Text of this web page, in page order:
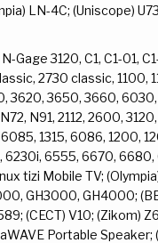
LN-4C; (Uniscope)
Gage 3120, C1, C1-01,
2730 classic, 1100,
3620, 3650, 3660,
N91, 2112, 2600,
1315, 6086, 1200,
6230i, 6555, 6670, 6680,
tizi Mobile TV;
GH3000, GH4000;
(CECT) V10; (Zikom)
Portable Speaker;